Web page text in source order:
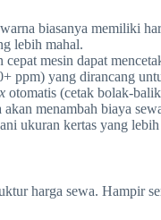
biasanya memiliki
lebih mahal.
cepat mesin dapat
ppm) yang dirancang
otomatis (cetak bolak-
menambah biaya
ukuran kertas yang
harga sewa. Hampir